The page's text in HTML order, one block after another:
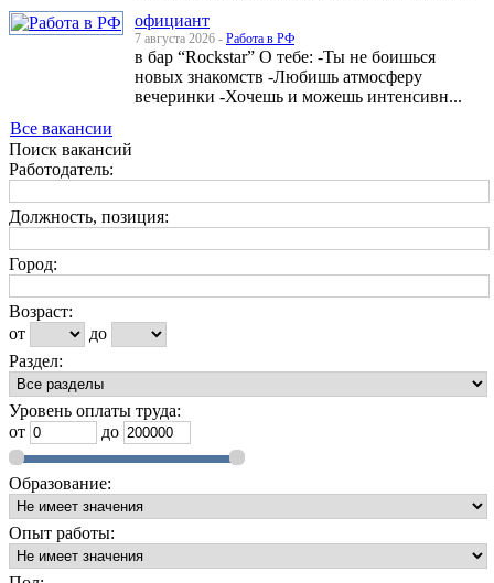
официант
7 августа 2026 - Работа в РФ
в бар “Rockstar” О тебе: -Ты не боишься
новых знакомств -Любишь атмосферу
вечеринки -Хочешь и можешь интенсивн...
Все вакансии
Поиск вакансий
Работодатель:
Должность, позиция:
Город:
Возраст:
от
до
Раздел:
Уровень оплаты труда:
от
до
Образование:
Опыт работы: